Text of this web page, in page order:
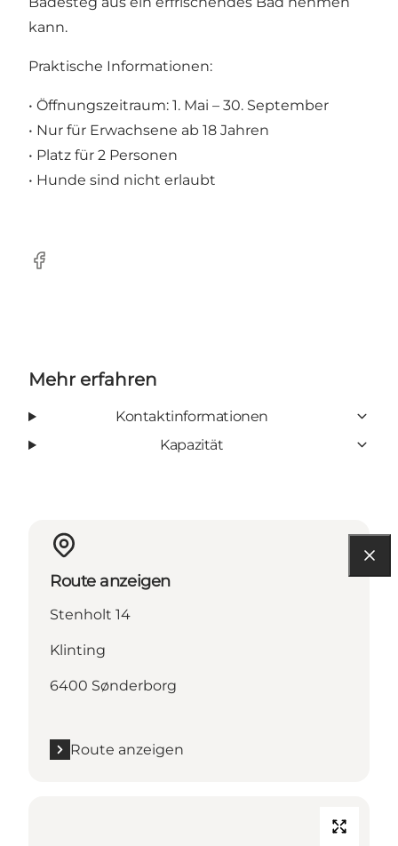
kann.
Praktische Informationen:
• Öffnungszeitraum: 1. Mai – 30. September
• Nur für Erwachsene ab 18 Jahren
• Platz für 2 Personen
• Hunde sind nicht erlaubt
Facebook
Mehr erfahren
Kontaktinformationen
Kapazität
Route anzeigen
Stenholt 14
Klinting
6400 Sønderborg
Route anzeigen